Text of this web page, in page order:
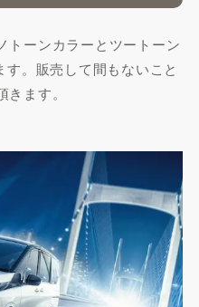
トーンカラーとツートーン
。販売して間もないこと
ます。